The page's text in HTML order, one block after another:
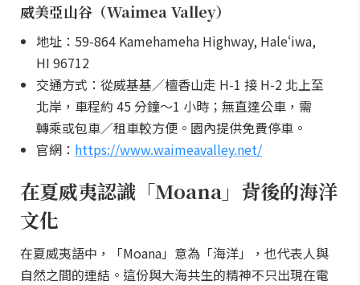
威美亞山谷（Waimea Valley）
地址：59-864 Kamehameha Highway, Haleʻiwa,
HI 96712
交通方式：從威基基／檀香山走 H-1 接 H-2 北上至
北岸，車程約 45 分鐘～1 小時；無直達公車，需
轉乘或包車／租車較方便。園內提供免費停車。
官網： https://www.waimeavalley.net/
在夏威夷認識「Moana」背後的海洋
文化
在夏威夷語中，「Moana」意為「海洋」，也代表人與
自然之間的連結。這份與大海共生的精神不只出現在電